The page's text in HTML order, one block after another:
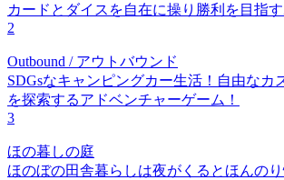
カードとダイスを自在に操り勝利を目指す
2
Outbound / アウトバウンド
SDGsなキャンピングカー生活！自由なカ
を探索するアドベンチャーゲーム！
3
ほの暮しの庭
ほのぼの田舎暮らしは夜がくるとほんのり